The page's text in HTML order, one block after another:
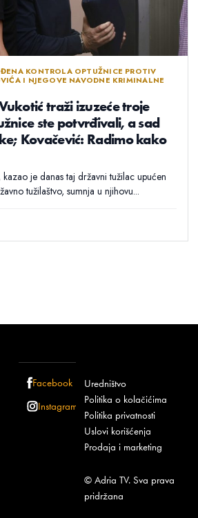
KONTROLA OPTUŽNICE PROTIV
I NJEGOVE NAVODNE KRIMINALNE
traži izuzeće troje
ste potvrđivali, a sad
Kovačević: Radimo kako
je danas taj državni tužilac upućen
tužilaštvo, sumnja u njihovu...
Facebook
Instagram
Uredništvo
Politika o kolačićima
Politika privatnosti
Uslovi korišćenja
Prodaja i marketing
© Adria TV. Sva prava
pridržana